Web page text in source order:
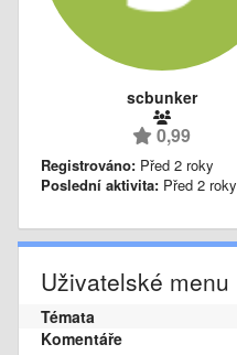
scbunker
0,99
Registrováno: Před 2 roky
Poslední aktivita: Před 2 roky
Uživatelské menu
Témata
Komentáře